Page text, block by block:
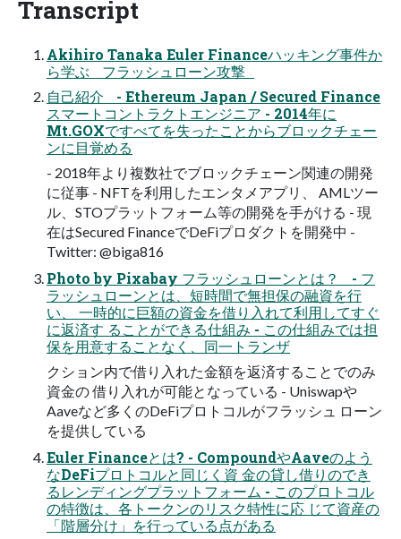
Transcript
Akihiro Tanaka Euler Financeハッキング事件か
ら学ぶ フラッシュローン攻撃
自己紹介 - Ethereum Japan / Secured Finance
スマートコントラクトエンジニア - 2014年に
Mt.GOXですべてを失ったことからブロックチェー
ンに目覚める
- 2018年より複数社でブロックチェーン関連の開発
に従事 - NFTを利用したエンタメアプリ、 AMLツー
ル、STOプラットフォーム等の開発を手がける - 現
在はSecured FinanceでDeFiプロダクトを開発中 -
Twitter: @biga816
Photo by Pixabay フラッシュローンとは？ - フ
ラッシュローンとは、短時間で無担保の融資を行
い、 一時的に巨額の資金を借り入れて利用してすぐ
に返済す ることができる仕組み - この仕組みでは担
保を用意することなく、同一トランザ
クション内で借り入れた金額を返済することでのみ
資金の 借り入れが可能となっている - Uniswapや
Aaveなど多くのDeFiプロトコルがフラッシュ ローン
を提供している
Euler Financeとは? - CompoundやAaveのよう
なDeFiプロトコルと同じく資 金の貸し借りのでき
るレンディングプラットフォーム - このプロトコル
の特徴は、各トークンのリスク特性に応 じて資産の
「階層分け」を行っている点がある